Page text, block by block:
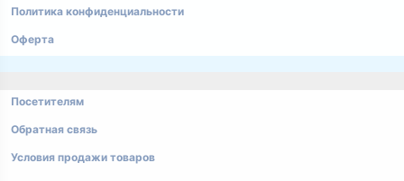
Политика конфиденциальности
Оферта
Посетителям
Обратная связь
Условия продажи товаров